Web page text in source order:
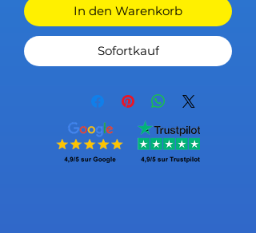
In den Warenkorb
Sofortkauf